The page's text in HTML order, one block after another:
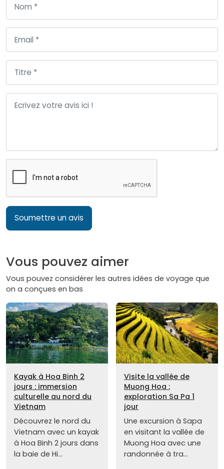
Soumettre un avis
Vous pouvez aimer
Vous pouvez considérer les autres idées de voyage que
on a conçues en bas
Kayak à Hoa Binh 2
jours : immersion
culturelle au nord du
Vietnam
Découvrez le nord du
Vietnam avec un kayak
à Hoa Binh 2 jours dans
la baie de Hi...
Visite la vallée de
Muong Hoa :
exploration Sa Pa 1
jour
Une excursion à Sapa
en visitant la vallée de
Muong Hoa avec une
randonnée à tra...